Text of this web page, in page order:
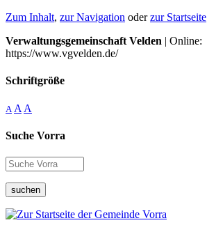
Zum Inhalt, zur Navigation oderzur Startseite
Verwaltungsgemeinschaft Velden | Online:
https://www.vgvelden.de/
Schriftgröße
A A A
Suche Vorra
suchen